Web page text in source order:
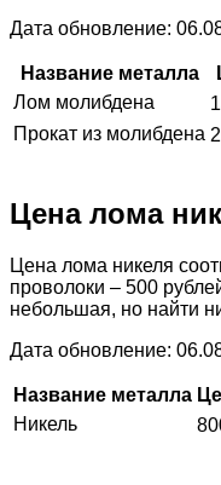
Дата обновление:
Название металла
Лом молибдена
Прокат из молибдена
Цена лома
Цена лома никеля
проволоки – 500
небольшая, но найти
Дата обновление:
Название металла
Никель